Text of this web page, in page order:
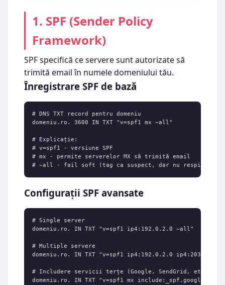
1. SPF (Sender Policy
Framework)
SPF specifică ce servere sunt autorizate să
trimită email în numele domeniului tău.
Înregistrare SPF de bază
# DNS TXT record pentru domeniu
domeniu.ro. 3600 IN TXT "v=spf1 mx ~all"
# Explicație:
# v=spf1 - versiune SPF
# mx - permite serverelor MX să trimită email
# ~all - fail soft (tag ca suspect, dar nu respinge)
Configurații SPF avansate
# Single server
domeniu.ro. IN TXT "v=spf1 ip4:192.0.2.0 ~all"
# Multiple servere
domeniu.ro. IN TXT "v=spf1 ip4:192.0.2.0
# Includere servicii terțe (Google, SendGrid, etc.)
domeniu.ro. IN TXT "v=spf1 mx include:_spf.google.com